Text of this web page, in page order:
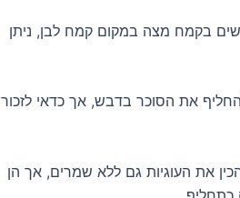
בקמח מצה במקום קמח לבן, ניתן
את הסוכר בדבש, אך כדאי לזכור
את העוגיות גם ללא שמרים, אך הן